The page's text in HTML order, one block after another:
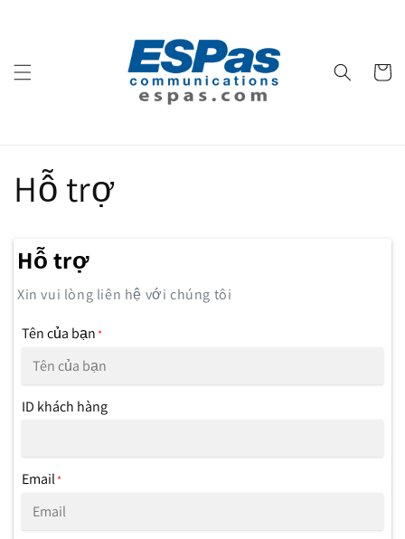
Cart
Hỗ trợ
Hỗ trợ
Xin vui lòng liên hệ với chúng tôi
Tên của bạn *
ID khách hàng
Email*